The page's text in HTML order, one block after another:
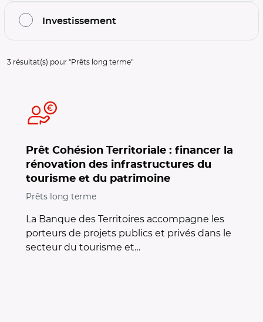
Investissement
Filtrage de l'offre sur la thématique :
3 résultat(s) pour "Prêts long terme"
Prêt Cohésion Territoriale : financer la
rénovation des infrastructures du
tourisme et du patrimoine
Prêts long terme
La Banque des Territoires accompagne les
porteurs de projets publics et privés dans le
secteur du tourisme et…